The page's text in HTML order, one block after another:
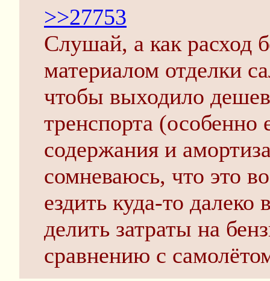
>>27753
Слушай, а как расход
материалом отделки
чтобы выходило
тренспорта (особенно
содержания и
сомневаюсь, что это
ездить куда-то
делить затраты на
сравнению с